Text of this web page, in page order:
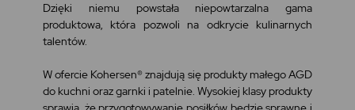
Dzięki niemu powstała niepowtarzalna gama
produktowa, która pozwoli na odkrycie kulinarnych
talentów.
W ofercie Kohersen® znajdują się produkty małego AGD
do kuchni oraz garnki i patelnie. Wysokiej klasy produkty